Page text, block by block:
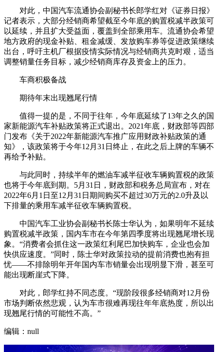
对此，中国汽车流通协会副秘书长郎学红对《证券日报》
记者表示，大部分经销商希望截至今年底的购置税减半政策可
以延续，并且扩大受益面，覆盖到全部乘用车。流通协会希望
地方政府的现金补贴、租金减缓、发放购车券等促进政策继续
出台，呼吁主机厂根据疫情实际情况与经销商共克时艰，适当
调整销量任务目标，减少经销商库存及资金上的压力。
车商积极备战
期待年末出现翘尾行情
值得一提的是，不同于往年，今年底延续了13年之久的国
家新能源汽车补贴政策将正式退出。2021年底，财政部等四部
门发布《关于2022年新能源汽车推广应用财政补贴政策的通
知》，该政策将于今年12月31日终止，在此之后上牌的车辆不
再给予补贴。
与此同时，持续半年的燃油车减半征收车辆购置税的政策
也将于今年底到期。5月31日，财政部和税务总局宣布，对在
2022年6月1日至12月31日期间购买不超过30万元的2.0升及以
下排量的乘用车减半征收车辆购置税。
中国汽车工业协会副秘书长陈士华认为，如果明年不延续
购置税减半政策，国内车市在今年第四季度将出现翘尾增长现
象。“消费者会抓住这一政策红利尾巴加快购车，企业也会加
快供应速度。”同时，陈士华对政策拉动的提前消费也抱有担
忧——不排除明年开年国内车市销量会出现明显下滑，甚至可
能出现断崖式下降。
对此，郎学红持不同态度。“现阶段很多经销商对12月份
市场判断依然悲观，认为车市很难再现往年年底热度，所以出
现翘尾行情的可能性不高。”
编辑：null